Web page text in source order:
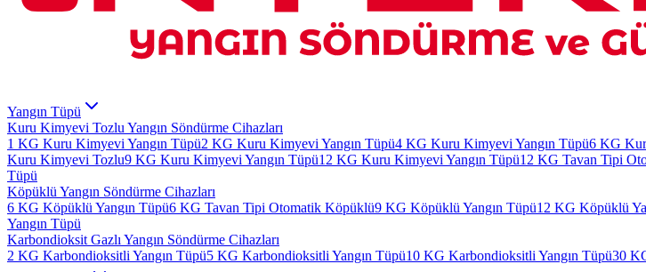
Yangın Tüpü
Kuru Kimyevi Tozlu Yangın Söndürme Cihazları
1 KG Kuru Kimyevi Yangın Tüpü2 KG Kuru Kimyevi Yangın Tüpü4 KG Kuru Kimyevi Yangın Tüpü6 KG
Kuru Kimyevi Tozlu9 KG Kuru Kimyevi Yangın Tüpü12 KG Kuru Kimyevi Yangın Tüpü12 KG Tavan Tipi
Tüpü
Köpüklü Yangın Söndürme Cihazları
6 KG Köpüklü Yangın Tüpü6 KG Tavan Tipi Otomatik Köpüklü9 KG Köpüklü Yangın Tüpü12 KG Köpüklü
Yangın Tüpü
Karbondioksit Gazlı Yangın Söndürme Cihazları
2 KG Karbondioksitli Yangın Tüpü5 KG Karbondioksitli Yangın Tüpü10 KG Karbondioksitli Yangın Tüpü30